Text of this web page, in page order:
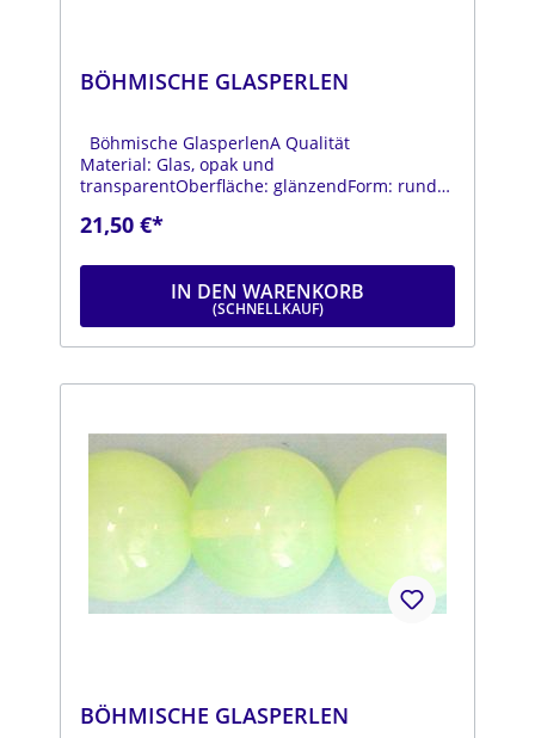
BÖHMISCHE GLASPERLEN
Böhmische GlasperlenA Qualität
Material: Glas, opak und
transparentOberfläche: glänzendForm: rundFa
21,50 €*
IN DEN WARENKORB
BÖHMISCHE GLASPERLEN